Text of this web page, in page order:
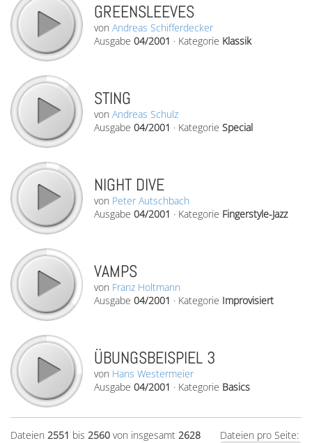
GREENSLEEVES
von Andreas Schifferdecker
Ausgabe 04/2001 · Kategorie Klassik
STING
von Andreas Schulz
Ausgabe 04/2001 · Kategorie Special
NIGHT DIVE
von Peter Autschbach
Ausgabe 04/2001 · Kategorie Fingerstyle-Jazz
VAMPS
von Franz Holtmann
Ausgabe 04/2001 · Kategorie Improvisiert
ÜBUNGSBEISPIEL 3
von Hans Westermeier
Ausgabe 04/2001 · Kategorie Basics
Dateien pro Seite:
Dateien 2551 bis 2560 von insgesamt 2628